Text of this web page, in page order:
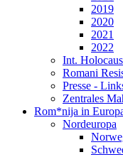
2019
2020
2021
2022
Int.
Romani
Presse -
Zentrales
Rom*nija in
Nordeuropa